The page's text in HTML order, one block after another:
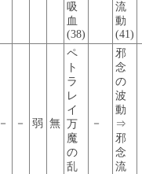
吸
血
(38)
流
動
(41)
－ － 弱 無
ペ
ト
ラ
レ
イ
万
魔
の
乱
－
邪
念
の
波
動
⇒
邪
念
流